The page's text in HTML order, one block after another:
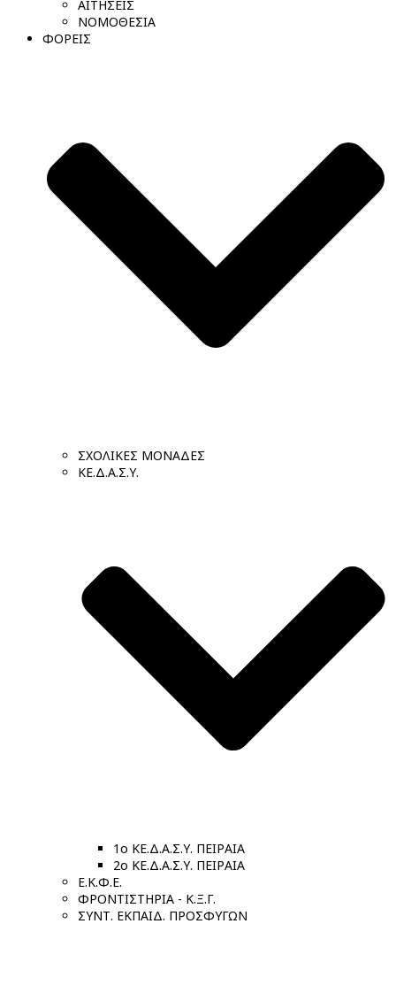
ΑΙΤΗΣΕΙΣ
ΝΟΜΟΘΕΣΙΑ
ΦΟΡΕΙΣ
ΣΧΟΛΙΚΕΣ ΜΟΝΑΔΕΣ
ΚΕ.Δ.Α.Σ.Υ.
1ο ΚΕ.Δ.Α.Σ.Υ. ΠΕΙΡΑΙΑ
2ο ΚΕ.Δ.Α.Σ.Υ. ΠΕΙΡΑΙΑ
Ε.Κ.Φ.Ε.
ΦΡΟΝΤΙΣΤΗΡΙΑ - Κ.Ξ.Γ.
ΣΥΝΤ. ΕΚΠΑΙΔ. ΠΡΟΣΦΥΓΩΝ